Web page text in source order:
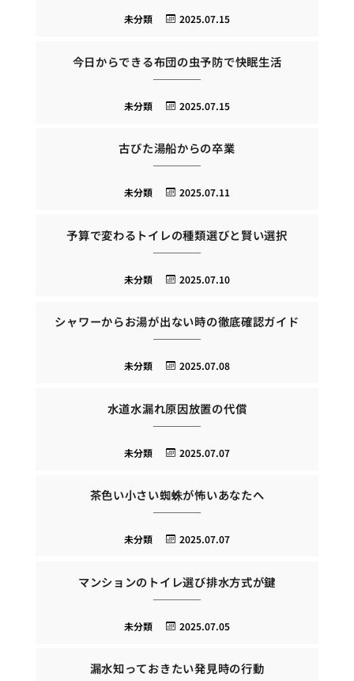
2025.07.15
未分類
今日からできる布団の虫予防で快眠生活
2025.07.15
未分類
古びた湯船からの卒業
2025.07.11
未分類
予算で変わるトイレの種類選びと賢い選択
2025.07.10
未分類
シャワーからお湯が出ない時の徹底確認ガイド
2025.07.08
未分類
水道水漏れ原因放置の代償
2025.07.07
未分類
茶色い小さい蜘蛛が怖いあなたへ
2025.07.07
未分類
マンションのトイレ選び排水方式が鍵
2025.07.05
未分類
漏水知っておきたい発見時の行動